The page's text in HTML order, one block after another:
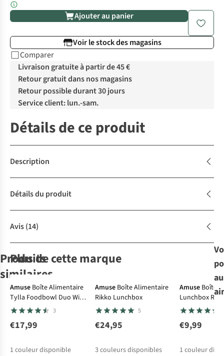
Ajouter au panier
Voir le stock des magasins
Comparer
Livraison gratuite à partir de 45 €
Retour gratuit dans nos magasins
Retour possible durant 30 jours
Service client: lun.-sam.
Détails de ce produit
Description
Détails du produit
Avis(14)
Produits
similaires
Day-To-Day
Boîte
Alimentaire
Lunchbox
Amuse
Boîte
Alimentaire
Clip Lunchbox
Turtle
Plus de cette marque
Amuse Boîte Alimentaire
Tylla Foodbowl Duo With
Spork
3
€17,99
1 couleur disponible
Amuse Boîte Alimentaire
Rikko Lunchbox
5
€24,95
3couleurs disponibles
Amuse Boîte
Lunchbox
€9,99
1 couleur